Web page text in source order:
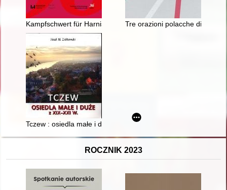
Kampfschwert für Harnischfechten : miecz z pogranicza
Tre orazioni polacche di Miron
Tczew : osiedla małe i duże z XIX-XXI w
ROCZNIK 2023